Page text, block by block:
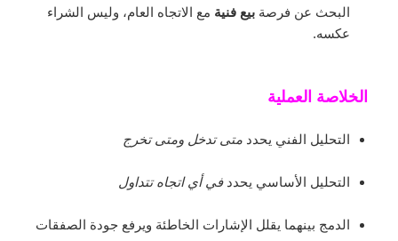
البحث عن فرصةبيع فنية مع الاتجاه العام، وليس الشراء
عكسه.
الخلاصة العملية
التحليل الفني يحددمتى تدخل ومتى تخرج
التحليل الأساسي يحددفي أي اتجاه تتداول
الدمج بينهما يقلل الإشارات الخاطئة ويرفع جودة الصفقات